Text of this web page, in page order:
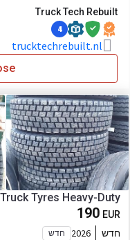
Truck Tech Rebuilt
4
trucktechrebuilt.nl
Tyres Heavy-Duty
190 EUR
חדש 2026 חדש